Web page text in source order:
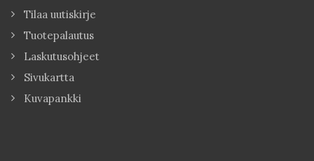
Tilaa uutiskirje
Tuotepalautus
Laskutusohjeet
Sivukartta
Kuvapankki